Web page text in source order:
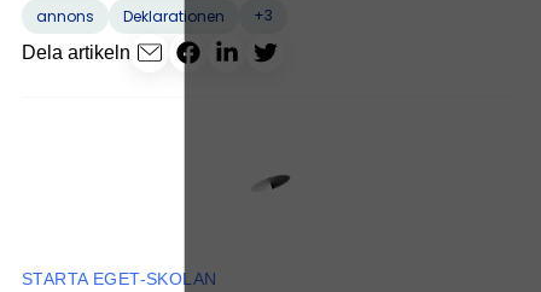
annons Deklarationen
+3
Dela artikeln
STARTA EGET-SKOLAN